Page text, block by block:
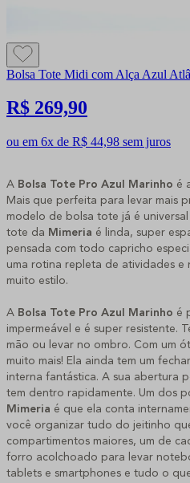
Bolsa Tote Midi com Alça Azul
R$ 269,90
ou em 6x de R$ 44,98 sem juros
A Bolsa Tote Pro Azul Marinho é
Mais que perfeita para levar mais
modelo de bolsa tote já é
tote da Mimeria é linda, super
pensada com todo capricho
uma rotina repleta de atividades
muito estilo.
A Bolsa Tote Pro Azul Marinho é
impermeável e é super resistente.
mão ou levar no ombro. Com um
muito mais! Ela ainda tem um
interna fantástica. A sua abertura
tem dentro rapidamente. Um dos
Mimeria é que ela conta
você organizar tudo do jeitinho
compartimentos maiores, um de
forro acolchoado para levar
tablets e smartphones e tudo o